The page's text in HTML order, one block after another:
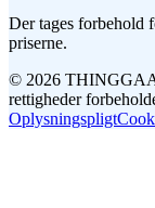
Der tages forbehold
priserne.
© 2026
rettigheder
Oplysningspligt